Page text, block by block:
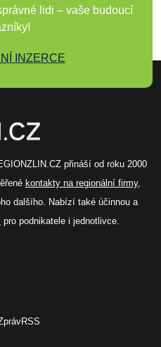
lidi – vaše budoucí
INZERCE
přináší od roku 2000
kontakty na regionální firmy,
dalšího. Nabízí také účinnou a
pro podnikatele i jednotlivce.
RSS